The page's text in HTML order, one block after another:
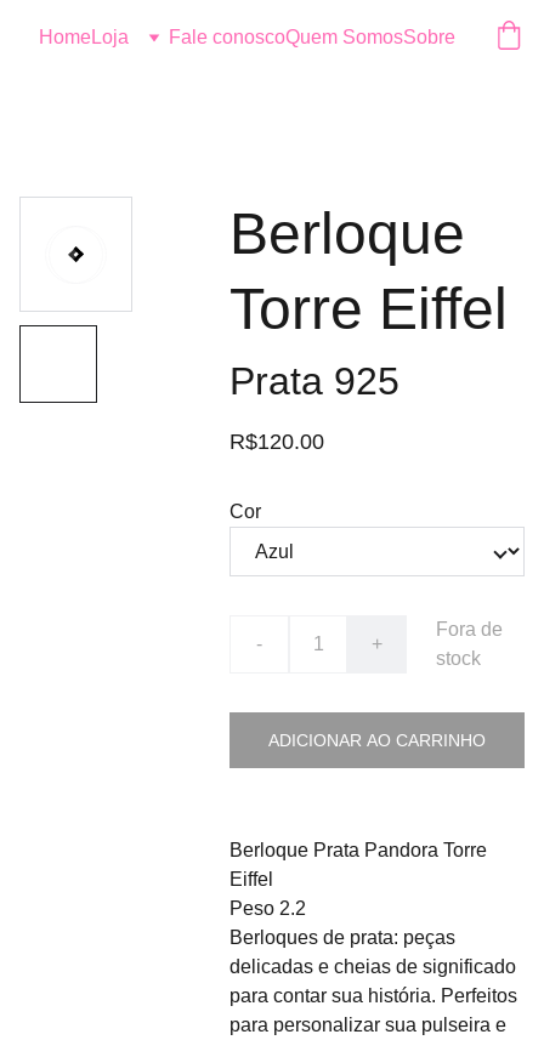
Logo
HomeLoja Fale conoscoQuem SomosSobre
Berloque
Torre Eiffel
Prata 925
R$120.00
Cor
- +
Fora de
stock
ADICIONAR AO CARRINHO
Berloque Prata Pandora Torre
Eiffel
Peso 2.2
Berloques de prata: peças
delicadas e cheias de significado
para contar sua história. Perfeitos
para personalizar sua pulseira e